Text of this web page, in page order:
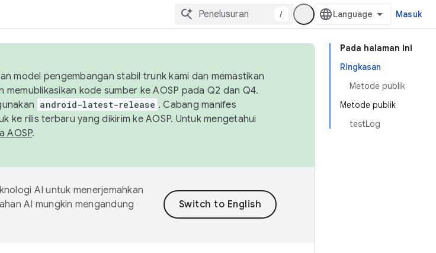
/ Masuk
Pada halaman ini
Ringkasan
Metode publik
Metode publik
testLog
model pengembangan stabil trunk kami dan memastikan
kode sumber ke AOSP pada Q2 dan Q4.
android-latest-release . Cabang manifes
ke rilis terbaru yang dikirim ke AOSP. Untuk mengetahui
AOSP.
AI untuk menerjemahkan
AI mungkin mengandung